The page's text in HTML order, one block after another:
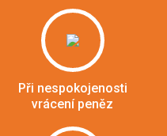
Při nespokojenosti
vrácení peněz